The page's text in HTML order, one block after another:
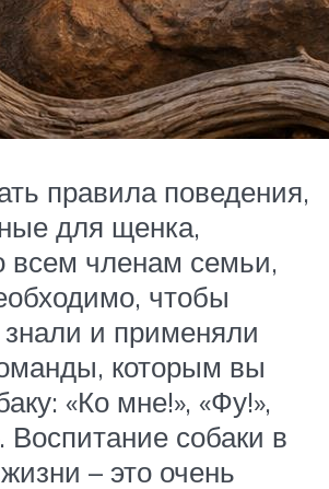
правила поведения,
для щенка,
всем членам семьи,
чтобы
и применяли
которым вы
«Ко мне!», «Фу!»,
Воспитание собаки в
– это очень